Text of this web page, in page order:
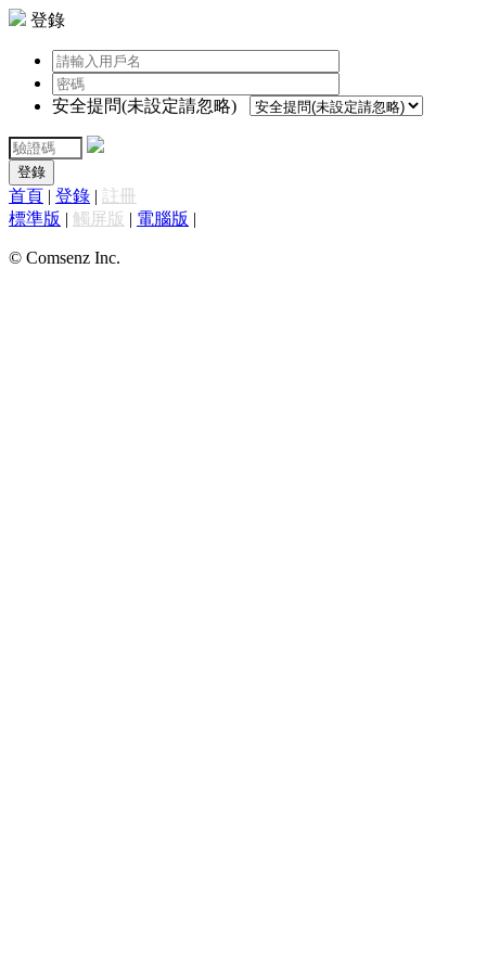
登錄
安全提問(未設定請忽略)
登錄
首頁 | 登錄 | 註冊
標準版 | 觸屏版 | 電腦版 |
© Comsenz Inc.